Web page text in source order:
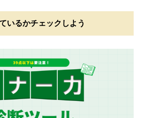
いるかチェックしよう